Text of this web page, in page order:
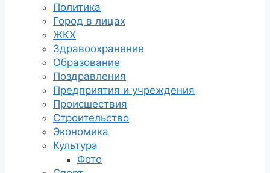
Политика
Город в лицах
ЖКХ
Здравоохранение
Образование
Поздравления
Предприятия и учреждения
Происшествия
Строительство
Экономика
Культура
Фото